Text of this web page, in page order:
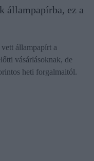
ez a
állampapírt a
vásárlásoknak, de
heti forgalmaitól.